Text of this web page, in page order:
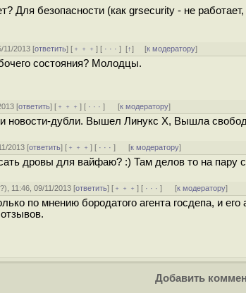
Для безопасности (как grsecurity - не
11/2013 [ответить] [ ﹢﹢﹢] [ · · ·][↑] [к модератору]
состояния? Молодцы.
[ответить] [ ﹢﹢﹢] [ · · ·] [к модератору]
новости-дубли. Вышел Линукс Х, Вышла
2013 [ответить] [ ﹢﹢﹢] [ · · ·] [к модератору]
дровы для вайфаю? :) Там делов то на пару
?), 11:46, 09/11/2013 [ответить] [ ﹢﹢﹢] [ · · ·] [к модератору]
по мнению бородатого агента госдепа, и
Добавить